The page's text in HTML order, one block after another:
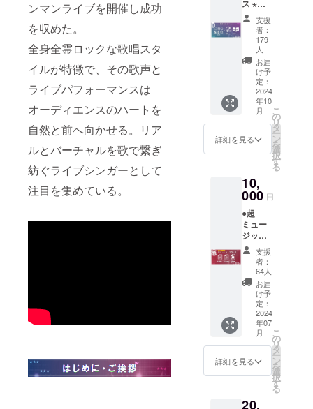
ンマンライブを開催し成功
を収めた。
全身全霊ロックな歌唱スタ
イルが特徴で、その歌声と
ライブパフォーマンスは
オーディエンスのハートを
自然と前へ向かせる。リア
ルとバーチャルを歌で繋ぎ
紡ぐライブシンガーとして
注目を集めている。
明カー
ド
ス ⋆チ
ケット
先行予
約権 ⋆
お礼
メッ
セージ
画像 ⋆
お礼
メッ
セージ
動画 ⋆
ライブ
KVス
テッ
カー ⋆
支援証
明カー
ド
⋆NEW
シング
ルCD ⋆
ライブ
ツアー
パンフ
レット
クレ
ジット
※パンフ
レット
名前(10
支援
者：
179
人
お届
け予
定：
2024
年10
月
詳細を見る
こ
の
リ
タ
ー
ン
を
選
択
す
る
10,
000 円
●超
ミュー
ジック
コース
⋆Step
Super
Star!!
生バン
ド再録
Ver ⋆約
束 生バ
ンド再
録Ver
⋆「めあ
ふく」
談動画
支援
者：
64人
お届
け予
定：
2024
年07
月
詳細を見る
こ
の
リ
タ
ー
ン
を
選
択
す
る
20,